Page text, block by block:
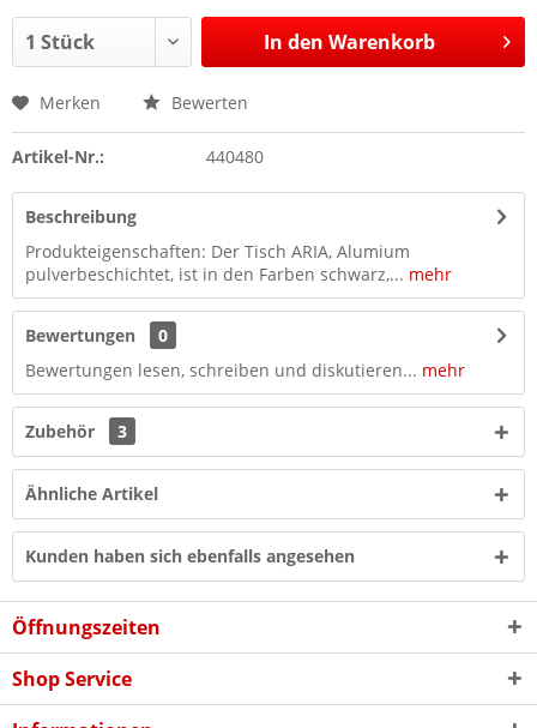
In den Warenkorb
Merken Bewerten
Artikel-Nr.: 440480
Beschreibung
Produkteigenschaften: Der Tisch ARIA, Alumium
pulverbeschichtet, ist in den Farben schwarz,... mehr
Bewertungen
0
Bewertungen lesen, schreiben und diskutieren... mehr
Zubehör 3
Ähnliche Artikel
Kunden haben sich ebenfalls angesehen
Öffnungszeiten
Shop Service